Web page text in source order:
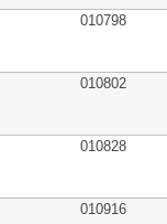
010798
010802
010828
010916